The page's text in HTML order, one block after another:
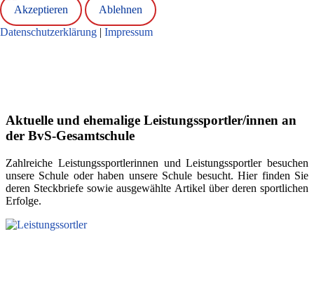
Aktuelle und ehemalige Leistungssportler/innen an
der BvS-Gesamtschule
Zahlreiche Leistungssportlerinnen und Leistungssportler besuchen
unsere Schule oder haben unsere Schule besucht. Hier finden Sie
deren Steckbriefe sowie ausgewählte Artikel über deren sportlichen
Erfolge.
Akzeptieren
Ablehnen
Datenschutzerklärung | Impressum